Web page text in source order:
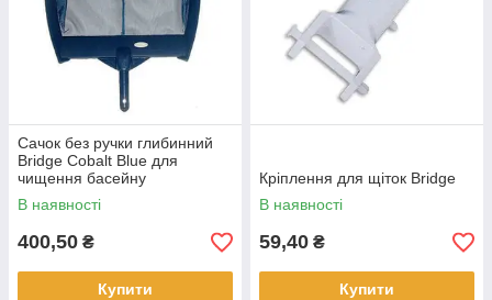
Сачок без ручки глибинний
Bridge Cobalt Blue для
чищення басейну
В наявності
400,50 ₴
Купити
Кріплення для щіток Bridge
В наявності
59,40 ₴
Купити